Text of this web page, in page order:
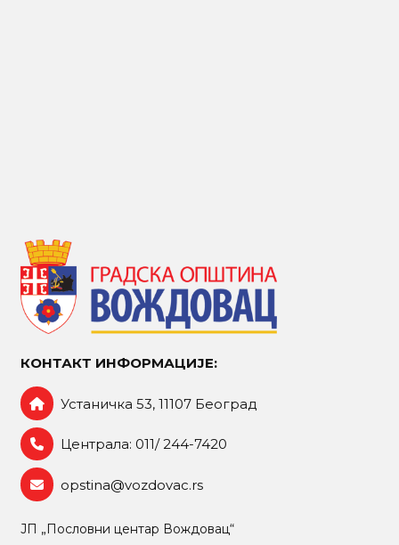
КОНТАКТ ИНФОРМАЦИЈЕ:
Устаничка 53, 11107 Београд
Централа: 011/ 244-7420
opstina@vozdovac.rs
ЈП „Пословни центар Вождовац“